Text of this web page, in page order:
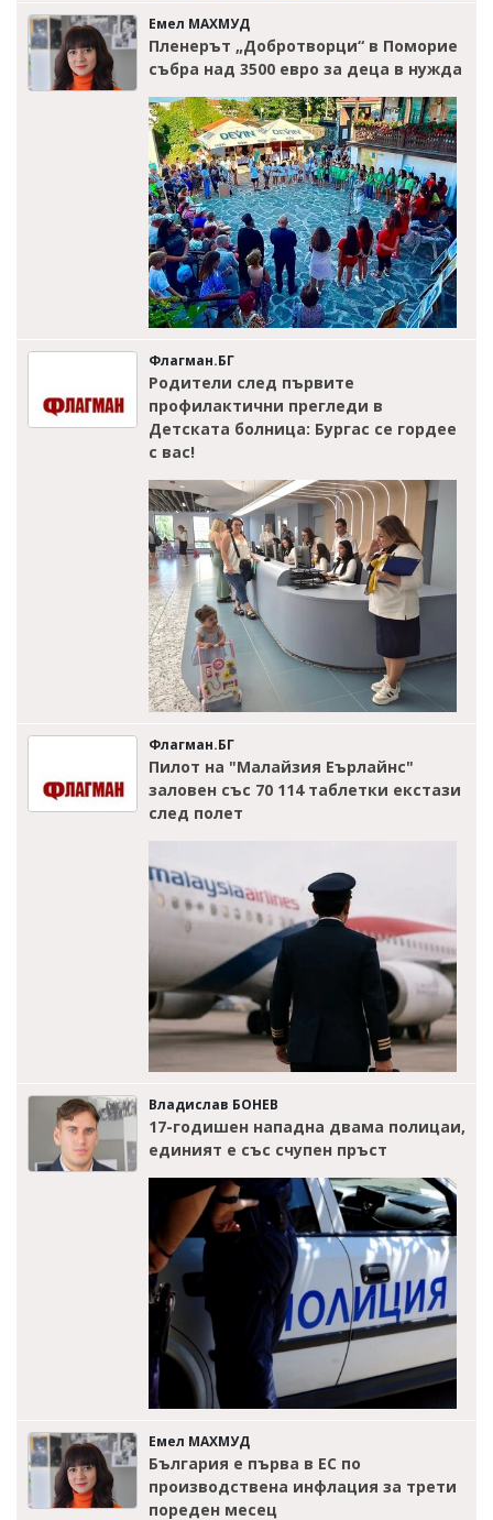
Емел МАХМУД
Пленерът „Добротворци“ в Поморие
събра над 3500 евро за деца в нужда
Флагман.БГ
Родители след първите
профилактични прегледи в
Детската болница: Бургас се гордее
с вас!
Флагман.БГ
Пилот на "Малайзия Еърлайнс"
заловен със 70 114 таблетки екстази
след полет
Владислав БОНЕВ
17-годишен нападна двама полицаи,
единият е със счупен пръст
Емел МАХМУД
България е първа в ЕС по
производствена инфлация за трети
пореден месец